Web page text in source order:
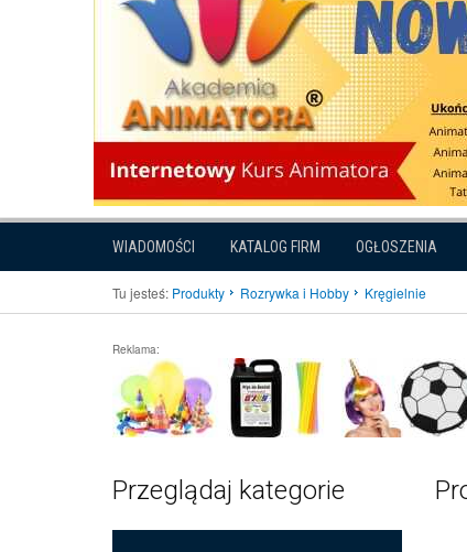
WIADOMOŚCI KATALOG FIRM OGŁOSZENIA
Tu jesteś: Produkty Rozrywka i Hobby Kręgielnie
Reklama:
Przeglądaj kategorie